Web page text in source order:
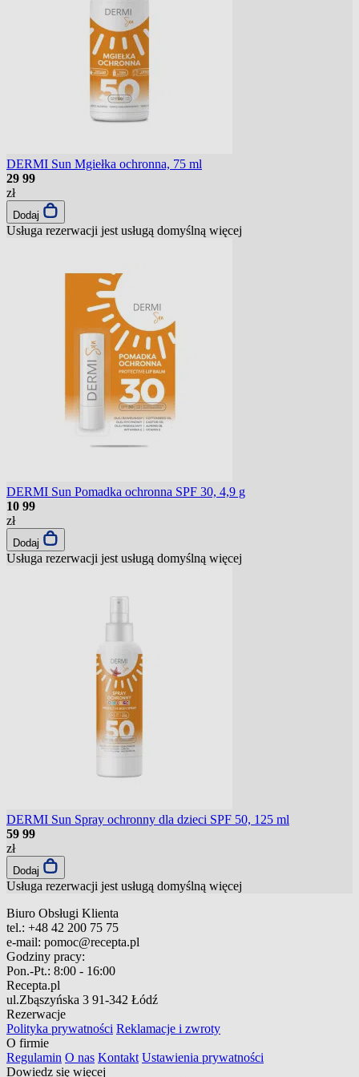
DERMI Sun Mgiełka ochronna, 75 ml
29 99
zł
Dodaj
Usługa rezerwacji jest usługą domyślną więcej
DERMI Sun Pomadka ochronna SPF 30, 4,9 g
10 99
zł
Dodaj
Usługa rezerwacji jest usługą domyślną więcej
DERMI Sun Spray ochronny dla dzieci SPF 50, 125 ml
59 99
zł
Dodaj
Usługa rezerwacji jest usługą domyślną więcej
Biuro Obsługi Klienta
tel.: +48 42 200 75 75
e-mail: pomoc@recepta.pl
Godziny pracy:
Pon.-Pt.: 8:00 - 16:00
Recepta.pl
ul.Zbąszyńska 3 91-342 Łódź
Rezerwacje
Polityka prywatności Reklamacje i zwroty
O firmie
Regulamin O nas Kontakt Ustawienia prywatności
Dowiedz się więcej